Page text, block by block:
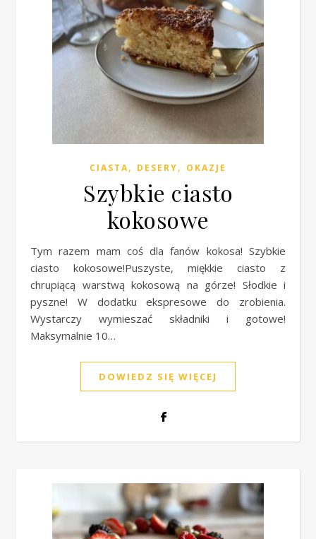
CIASTA, DESERY, OKAZJE
Szybkie ciasto
kokosowe
Tym razem mam coś dla fanów kokosa! Szybkie
ciasto kokosowe!Puszyste, miękkie ciasto z
chrupiącą warstwą kokosową na górze! Słodkie i
pyszne! W dodatku ekspresowe do zrobienia.
Wystarczy wymieszać składniki i gotowe!
Maksymalnie 10…
DOWIEDZ SIĘ WIĘCEJ